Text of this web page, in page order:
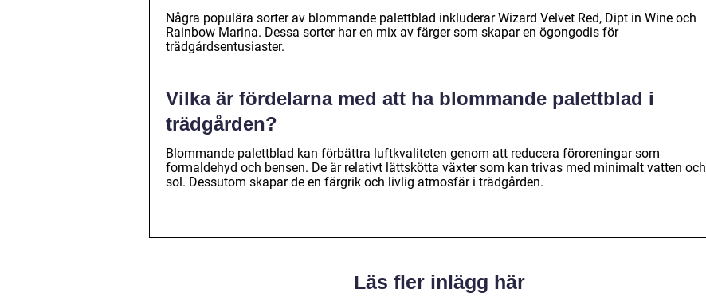
Några populära sorter av blommande palettblad inkluderar Wizard Velvet Red, Dipt in Wine och
Rainbow Marina. Dessa sorter har en mix av färger som skapar en ögongodis för
trädgårdsentusiaster.
Vilka är fördelarna med att ha blommande palettblad i
trädgården?
Blommande palettblad kan förbättra luftkvaliteten genom att reducera föroreningar som
formaldehyd och bensen. De är relativt lättskötta växter som kan trivas med minimalt vatten och
sol. Dessutom skapar de en färgrik och livlig atmosfär i trädgården.
Läs fler inlägg här